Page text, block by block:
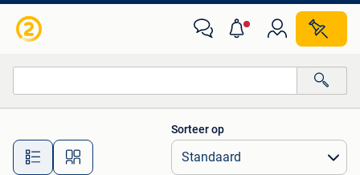
Alle afstanden…
Sorteer op